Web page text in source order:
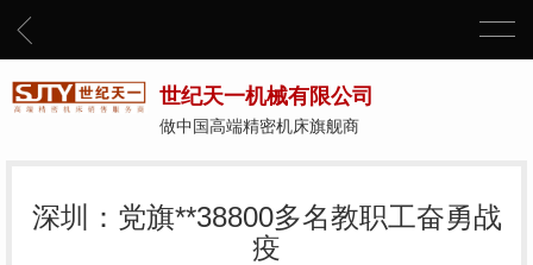
世纪天一机械有限公司
做中国高端精密机床旗舰商
深圳：党旗**38800多名教职工奋勇战
疫